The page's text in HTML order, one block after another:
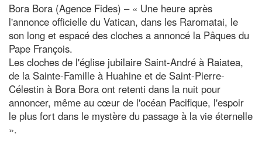
Bora Bora (Agence Fides) – « Une heure après
l'annonce officielle du Vatican, dans les Raromatai, le
son long et espacé des cloches a annoncé la Pâques du
Pape François.
Les cloches de l'église jubilaire Saint-André à Raiatea,
de la Sainte-Famille à Huahine et de Saint-Pierre-
Célestin à Bora Bora ont retenti dans la nuit pour
annoncer, même au cœur de l'océan Pacifique, l'espoir
le plus fort dans le mystère du passage à la vie éternelle
».